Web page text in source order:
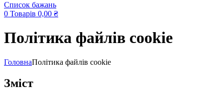
Список бажань
0 Товарів 0,00 ₴
Політика файлів cookie
ГоловнаПолітика файлів cookie
Зміст